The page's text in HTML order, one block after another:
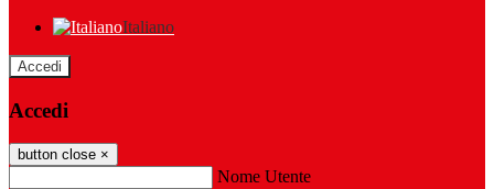
Italiano
Accedi
Accedi
button close ×
Nome Utente